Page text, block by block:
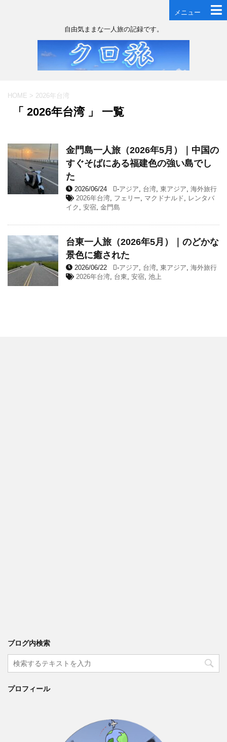
メニュー
自由気ままな一人旅の記録です。
HOME > 2026年台湾
「 2026年台湾 」 一覧
金門島一人旅（2026年5月）｜中国の
すぐそばにある福建色の強い島でし
た
2026/06/24 -アジア, 台湾, 東アジア, 海外旅行
2026年台湾, フェリー, マクドナルド, レンタバ
イク , 安宿, 金門島
台東一人旅（2026年5月）｜のどかな
景色に癒された
2026/06/22 -アジア, 台湾, 東アジア, 海外旅行
2026年台湾, 台東, 安宿, 池上
ブログ内検索
プロフィール